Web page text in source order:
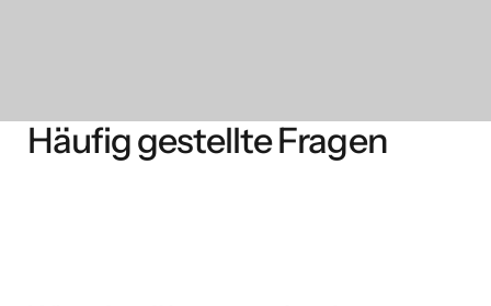
Häufig gestellte Fragen